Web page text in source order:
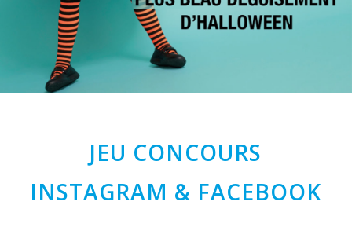
JEU CONCOURS
INSTAGRAM & FACEBOOK